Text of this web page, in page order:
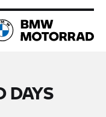
DAYS